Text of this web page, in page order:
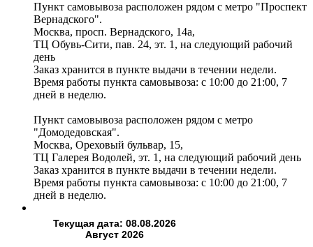
Пункт самовывоза расположен рядом с метро "Проспект
Вернадского".
Москва, просп. Вернадского, 14а,
ТЦ Обувь-Сити, пав. 24, эт. 1, на следующий рабочий
день
Заказ хранится в пункте выдачи в течении недели.
Время работы пункта самовывоза: с 10:00 до 21:00, 7
дней в неделю.
Пункт самовывоза расположен рядом с метро
"Домодедовская".
Москва, Ореховый бульвар, 15,
ТЦ Галерея Водолей, эт. 1, на следующий рабочий день
Заказ хранится в пункте выдачи в течении недели.
Время работы пункта самовывоза: с 10:00 до 21:00, 7
дней в неделю.
Текущая дата: 08.08.2026
Август 2026